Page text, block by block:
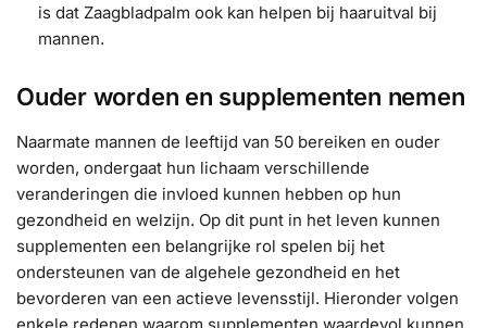
is dat Zaagbladpalm ook kan helpen bij haaruitval bij
mannen.
Ouder worden en supplementen nemen
Naarmate mannen de leeftijd van 50 bereiken en ouder
worden, ondergaat hun lichaam verschillende
veranderingen die invloed kunnen hebben op hun
gezondheid en welzijn. Op dit punt in het leven kunnen
supplementen een belangrijke rol spelen bij het
ondersteunen van de algehele gezondheid en het
bevorderen van een actieve levensstijl. Hieronder volgen